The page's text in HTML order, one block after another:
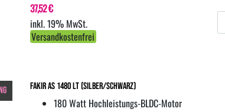
37,52 €
inkl. 19% MwSt.
Versandkostenfrei
Fakir AS 1480 LT (silber/schwarz)
180 Watt Hochleistungs-BLDC-Motor